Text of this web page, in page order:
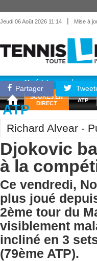
Jeudi 06 Août 2026 11:14 | Mise à
Matériel
SCORES EN
DIRECT
ATP
Partager
ATP
Richard Alvear -
Djokovic
à la
Ce vendredi,
plus joué
2ème tour du
visiblement
incliné en 3
(79ème ATP).